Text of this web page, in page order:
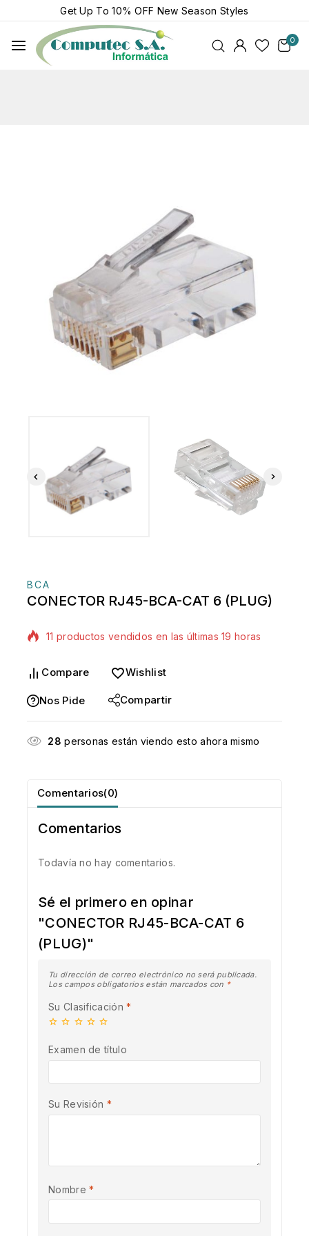
Get Up To10% OFF New Season Styles
0
BCA
CONECTOR RJ45-BCA-CAT 6 (PLUG)
Compare Wishlist
Nos Pide Compartir
28 personas están viendo esto ahora mismo
Comentarios(0)
Comentarios
Todavía no hay comentarios.
Sé el primero en opinar
"CONECTOR RJ45-BCA-CAT 6
(PLUG)"
Tu dirección de correo electrónico no será publicada.
Los campos obligatorios están marcados con *
Su Clasificación*
Examen de título
Su Revisión *
Nombre*